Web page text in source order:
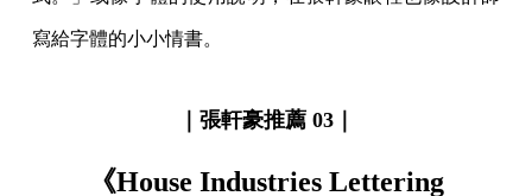
寫給字體的小小情書。
｜張軒豪推薦 03｜
《House Industries Lettering